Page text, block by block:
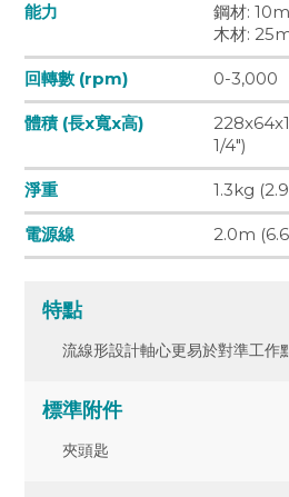
能力
鋼材:
木材:
回轉數 (rpm) 0-3,000
體積 (長x寬x高)
1/4")
淨重 1.3kg
電源線 2.0m
特點
流線形設計軸心更易於對準工作
標準附件
夾頭匙